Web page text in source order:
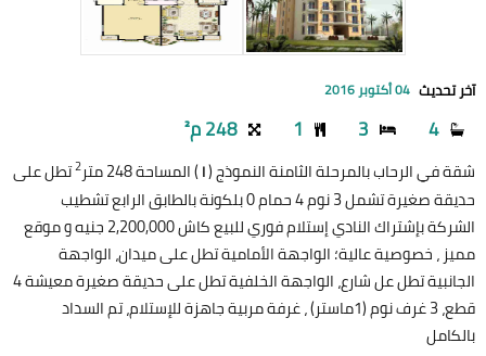
آخر تحديث 04 أكتوبر 2016
4
3
1 248 م²
شقة في الرحاب بالمرحلة الثامنة النموذج (I) المساحة 248 متر 2تطل على
حديقة صغيرة تشمل 3 نوم 4 حمام 0 بلكونة بالطابق الرابع تشطيب
الشركة بإشتراك النادي إستلام فوري للبيع كاش 2,200,000 جنيه و موقع
مميز ، خصوصية عالية؛ الواجهة الأمامية تطل على ميدان، الواجهة
الجانبية تطل عل شارع، الواجهة الخلفية تطل على حديقة صغيرة معيشة 4
قطع، 3 غرف نوم (1ماستر) ، غرفة مربية جاهزة للإستلام، تم السداد
بالكامل